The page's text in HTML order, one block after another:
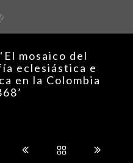
mosaico del
eclesiástica e
en la Colombia